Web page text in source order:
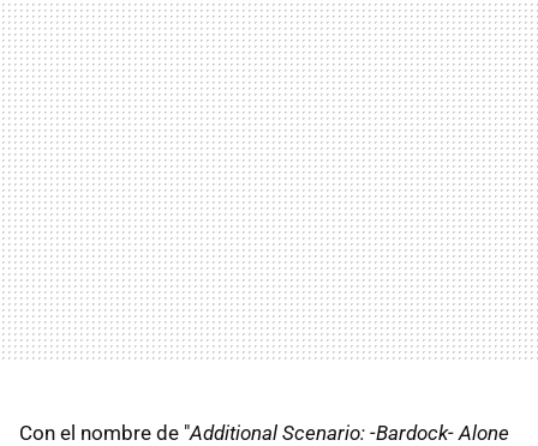
Con el nombre de "Additional Scenario: -Bardock- Alone